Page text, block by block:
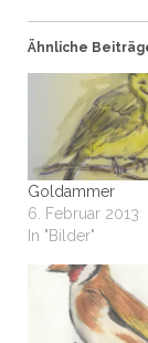
Ähnliche
Goldammer
6. Februar 2013
In "Bilder"